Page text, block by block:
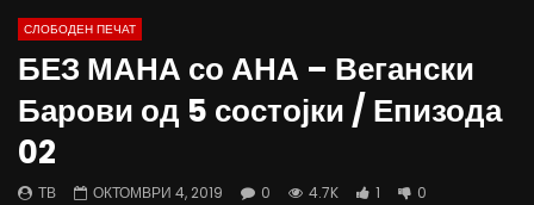
ВИДЕОАНКЕТА: Пазарите веќе не се
најевтини – каде пазаруваат
37:25
АВГУСТ 5, 2026
СЛОБОДЕН ПЕЧАТ
БЕЗ МАНА со АНА – Вегански
Барови од 5 состојки / Епизода
02
ТВ ОКТОМВРИ 4, 2019 0 4.7K 1 0